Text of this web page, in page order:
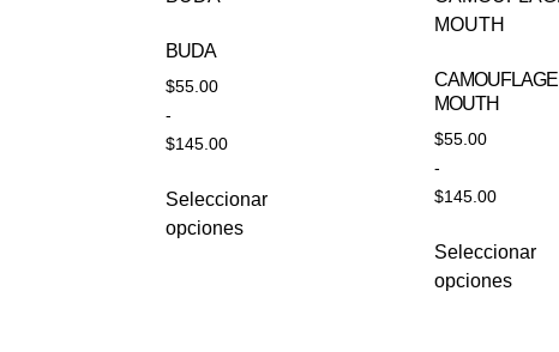
BUDA
$55.00
-
$145.00
Seleccionar
opciones
CAMOUFLAGE
MOUTH
$55.00
-
$145.00
Seleccionar
opciones